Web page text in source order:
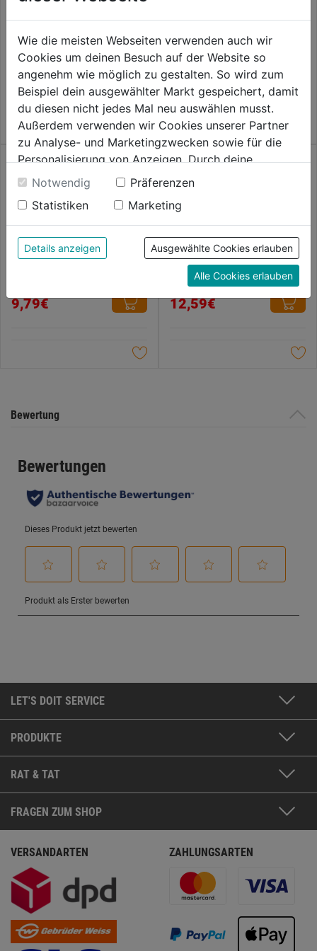
0.0 (0)
Sternen.
8,79€
verz.M10x20mm 4Stk.
0.0 (0)
0.0
von
5
Sternen.
9,79€
Spenglerschraube Edelstahl A2
m. Dichtschreibe
von
9,79€
Torbandschraube verzinkt
DIN603
0.0 (0)
von
12,59€
Bewertung
LET'S DOIT SERVICE
PRODUKTE
RAT & TAT
FRAGEN ZUM SHOP
VERSANDARTEN ZAHLUNGSARTEN
Wie die meisten Webseiten verwenden auch wir
Cookies um deinen Besuch auf der Website so
angenehm wie möglich zu gestalten. So wird zum
Beispiel dein ausgewählter Markt gespeichert, damit
du diesen nicht jedes Mal neu auswählen musst.
Außerdem verwenden wir Cookies unserer Partner
zu Analyse- und Marketingzwecken sowie für die
Personalisierung von Anzeigen. Durch deine
Einwilligung werden die Daten von Drittanbieter,
unter anderem auch in den USA, verarbeitet.
Durch Klick auf "Alle Cookies erlauben" stimmst du
der Verwendung aller Cookies zu. Unter "Details
anzeigen" findest du alle Infos zu den
unterschiedlichen Cookies, unter "Cookies
Konfigurieren" kannst du auswählen, welche Cookies
du zulassen möchtest und welche nicht.
Weitere Informationen findest du in unserer
Notwendig
Präferenzen
Statistiken
Marketing
Details anzeigen Ausgewählte Cookies erlauben
Alle Cookies erlauben